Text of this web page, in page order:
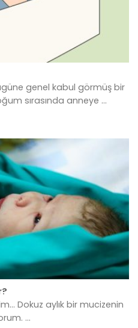
genel kabul görmüş bir
sırasında anneye ...
Dokuz aylık bir mucizenin
...